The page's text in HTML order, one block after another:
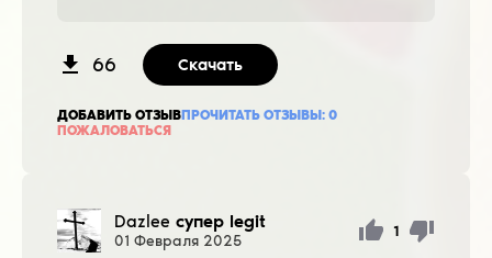
66 Скачать
ДОБАВИТЬ ОТЗЫВПРОЧИТАТЬ ОТЗЫВЫ: 0
ПОЖАЛОВАТЬСЯ
Dazlee супер legit
01 Февраля 2025
1